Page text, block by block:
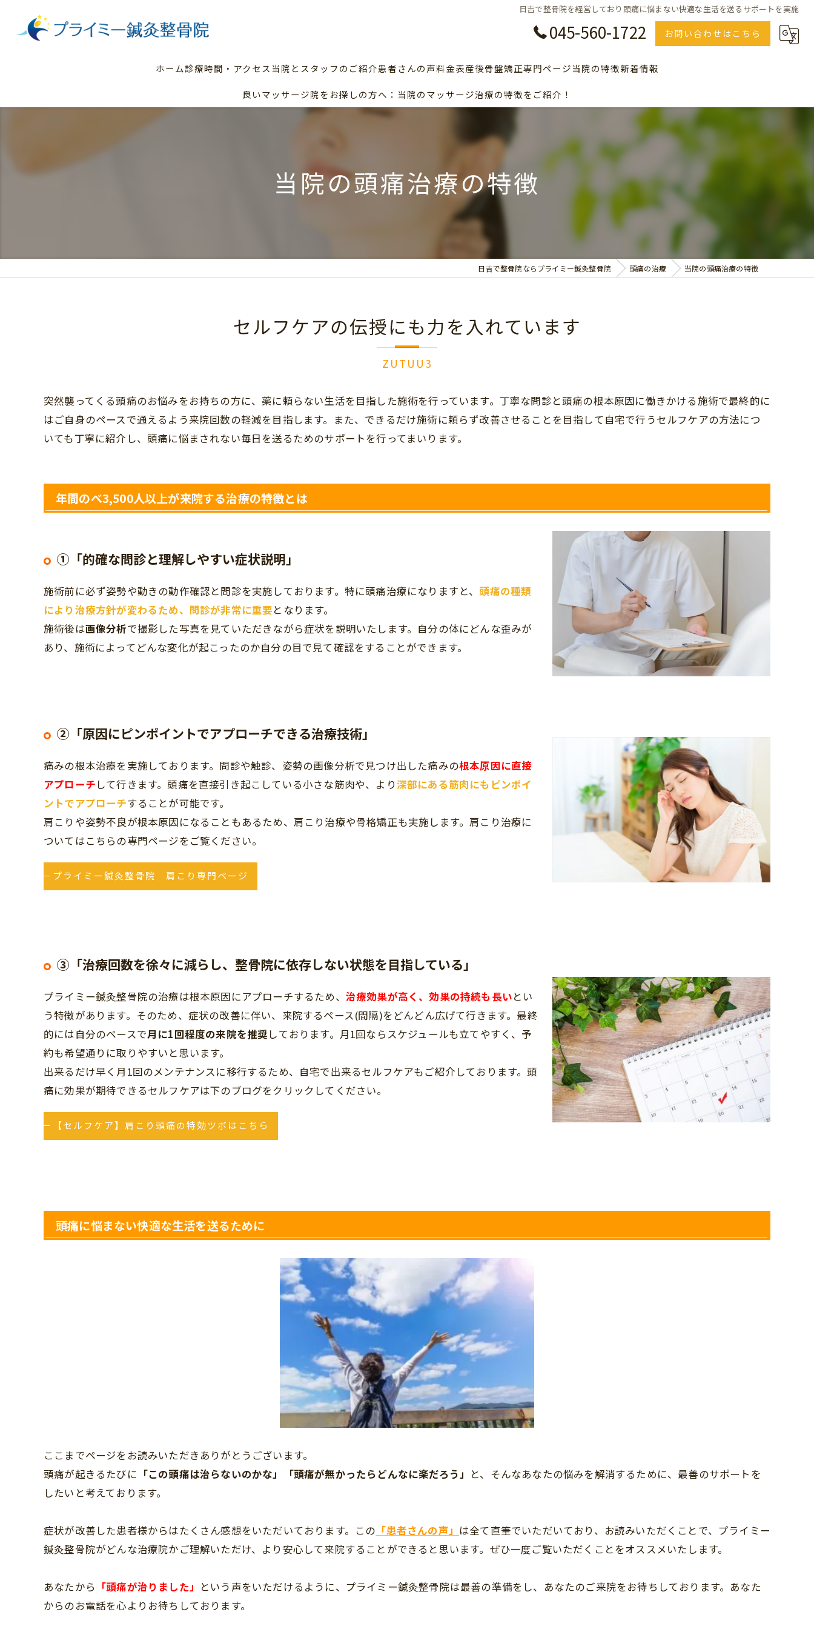
日吉で整骨院を経営しており頭痛に悩まない快適な生活を送るサポートを実施
045-560-1722 お問い合わせはこちら
ホーム診療時間・アクセス 当院とスタッフのご紹介患者さんの声料金表産後骨盤矯正専門ページ
産後の骨盤矯正のＱ＆Ａ、よくある質問の一覧
当院の特徴
美容
川崎で整骨院をお探しの方
横浜で整骨院をお探しの方
青葉台で整骨院をお探しの方
新着情報
良いマッサージ院をお探しの方へ：当院のマッサージ治療の特徴をご紹介！
当院の頭痛治療の特徴
日吉で整骨院ならプライミー鍼灸整骨院 頭痛の治療 当院の頭痛治療の特徴
セルフケアの伝授にも力を入れています
ZUTUU3
突然襲ってくる頭痛のお悩みをお持ちの方に、薬に頼らない生活を目指した施術を行っています。丁寧な問診と頭痛の根本原因に働きかける施術で最終的に
はご自身のペースで通えるよう来院回数の軽減を目指します。また、できるだけ施術に頼らず改善させることを目指して自宅で行うセルフケアの方法につ
いても丁寧に紹介し、頭痛に悩まされない毎日を送るためのサポートを行ってまいります。
年間のべ3,500人以上が来院する治療の特徴とは
①「的確な問診と理解しやすい症状説明」
施術前に必ず姿勢や動きの動作確認と問診を実施しております。特に頭痛治療になりますと、頭痛の種類
により治療方針が変わるため、問診が非常に重要となります。
施術後は画像分析で撮影した写真を見ていただきながら症状を説明いたします。自分の体にどんな歪みが
あり、施術によってどんな変化が起こったのか自分の目で見て確認をすることができます。
②「原因にピンポイントでアプローチできる治療技術」
痛みの根本治療を実施しております。問診や触診、姿勢の画像分析で見つけ出した痛みの根本原因に直接
アプローチ して行きます。頭痛を直接引き起こしている小さな筋肉や、より深部にある筋肉にもピンポイ
ントでアプローチすることが可能です。
肩こりや姿勢不良が根本原因になることもあるため、肩こり治療や骨格矯正も実施します。肩こり治療に
ついてはこちらの専門ページをご覧ください。
プライミー鍼灸整骨院 肩こり専門ページ
③「治療回数を徐々に減らし、整骨院に依存しない状態を目指している」
プライミー鍼灸整骨院の治療は根本原因にアプローチするため、 治療効果が高く、効果の持続も長いとい
う特徴があります。そのため、症状の改善に伴い、来院するペース(間隔)をどんどん広げて行きます。最終
的には自分のペースで月に1回程度の来院を推奨 しております。月1回ならスケジュールも立てやすく、予
約も希望通りに取りやすいと思います。
出来るだけ早く月1回のメンテナンスに移行するため、自宅で出来るセルフケアもご紹介しております。頭
痛に効果が期待できるセルフケアは下のブログをクリックしてください。
【セルフケア】肩こり頭痛の特効ツボはこちら
頭痛に悩まない快適な生活を送るために
ここまでページをお読みいただきありがとうございます。
頭痛が起きるたびに 「この頭痛は治らないのかな」「頭痛が無かったらどんなに楽だろう」 と、そんなあなたの悩みを解消するために、最善のサポートを
したいと考えております。
症状が改善した患者様からはたくさん感想をいただいております。この 「患者さんの声」 は全て直筆でいただいており、お読みいただくことで、プライミー
鍼灸整骨院がどんな治療院かご理解いただけ、より安心して来院することができると思います。ぜひ一度ご覧いただくことをオススメいたします。
あなたから 「頭痛が治りました」 という声をいただけるように、プライミー鍼灸整骨院は最善の準備をし、あなたのご来院をお待ちしております。あなた
からのお電話を心よりお待ちしております。